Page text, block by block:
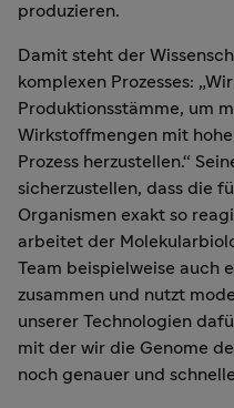
produzieren.
Damit steht der
komplexen Prozesses:
Produktionsstämme, um
Wirkstoffmengen mit
Prozess herzustellen.“
sicherzustellen, dass die
Organismen exakt so
arbeitet der
Team beispielweise auch
zusammen und nutzt
unserer Technologien
mit der wir die Genome
noch genauer und